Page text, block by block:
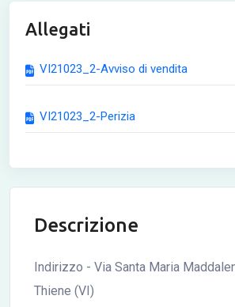
Descrizione
Indirizzo - Via Santa Maria
Thiene (VI)
Allegati
VI21023_2-Avviso di vendita
VI21023_2-Perizia